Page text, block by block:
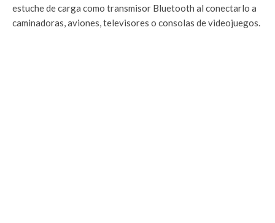
estuche de carga como transmisor Bluetooth al conectarlo a
caminadoras, aviones, televisores o consolas de videojuegos.